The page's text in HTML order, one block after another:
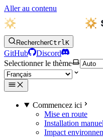
Aller au contenu
RechercherCtrlK
GitHub
Discord
Selectionner le thème
Commencez ici
Mise en route
Installation
Impact